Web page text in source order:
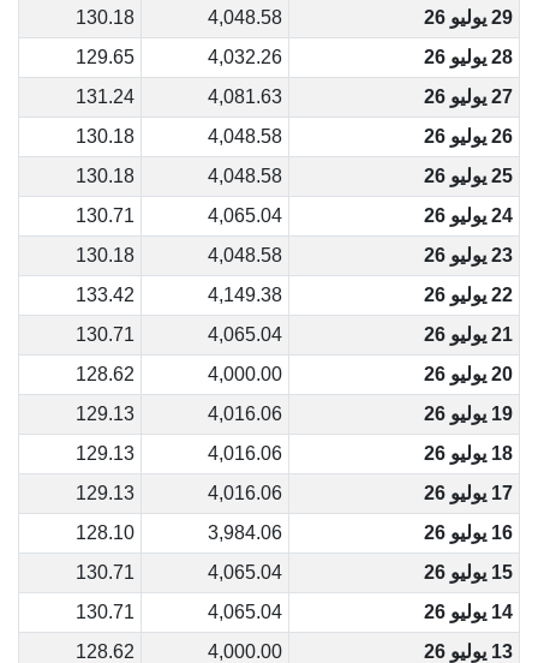
29 يوليو 26
4,048.58
130.18
28 يوليو 26
4,032.26
129.65
27 يوليو 26
4,081.63
131.24
26 يوليو 26
4,048.58
130.18
25 يوليو 26
4,048.58
130.18
24 يوليو 26
4,065.04
130.71
23 يوليو 26
4,048.58
130.18
22 يوليو 26
4,149.38
133.42
21 يوليو 26
4,065.04
130.71
20 يوليو 26
4,000.00
128.62
19 يوليو 26
4,016.06
129.13
18 يوليو 26
4,016.06
129.13
17 يوليو 26
4,016.06
129.13
16 يوليو 26
3,984.06
128.10
15 يوليو 26
4,065.04
130.71
14 يوليو 26
4,065.04
130.71
13 يوليو 26
4,000.00
128.62